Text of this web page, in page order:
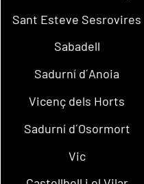
Sant Esteve Sesrovires
Sabadell
Sadurní d´Anoia
Vicenç dels Horts
Sadurní d´Osormort
Vic